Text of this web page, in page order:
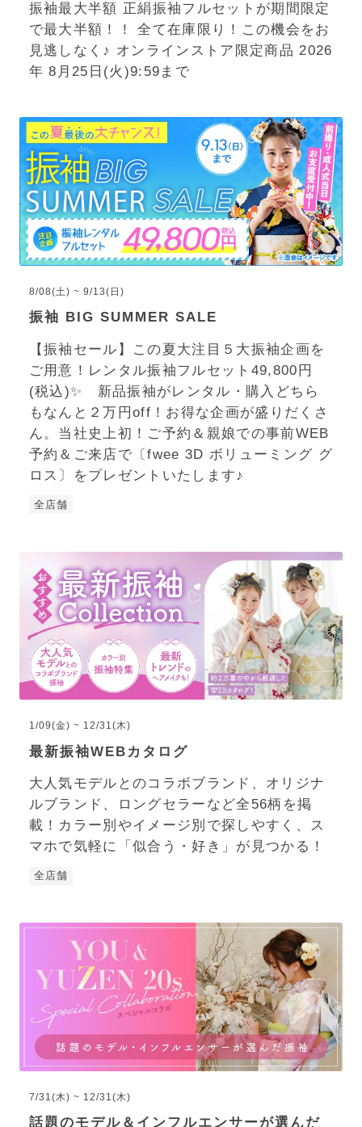
振袖最大半額 正絹振袖フルセットが期間限定
で最大半額！！ 全て在庫限り！この機会をお
見逃しなく♪ オンラインストア限定商品 2026
年 8月25日(火)9:59まで
8/08(土) ~ 9/13(日)
振袖 BIG SUMMER SALE
【振袖セール】この夏大注目５大振袖企画を
ご用意！レンタル振袖フルセット49,800円
(税込)✨ 新品振袖がレンタル・購入どちら
もなんと２万円off！お得な企画が盛りだくさ
ん。当社史上初！ご予約＆親娘での事前WEB
予約＆ご来店で〔fwee 3D ボリューミング グ
ロス〕をプレゼントいたします♪
全店舗
1/09(金) ~ 12/31(木)
最新振袖WEBカタログ
大人気モデルとのコラボブランド、オリジナ
ルブランド、ロングセラーなど全56柄を掲
載！カラー別やイメージ別で探しやすく、ス
マホで気軽に「似合う・好き」が見つかる！
全店舗
7/31(木) ~ 12/31(木)
話題のモデル＆インフルエンサーが選んだ